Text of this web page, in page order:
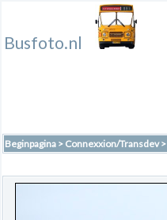
Busfoto.nl
Beginpagina > Connexxion/Transdev>